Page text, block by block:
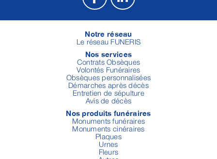
Notre réseau
Le réseau FUNERIS
Nos services
Contrats Obsèques
Volontés Funéraires
Obsèques personnalisées
Démarches après décès
Entretien de sépulture
Avis de décès
Nos produits funéraires
Monuments funéraires
Monuments cinéraires
Plaques
Urnes
Fleurs